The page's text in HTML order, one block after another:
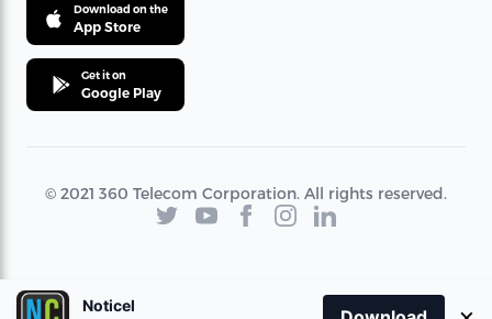
Download on the
App Store
Get it on
Google Play
© 2021 360 Telecom Corporation. All rights reserved.
Noticel